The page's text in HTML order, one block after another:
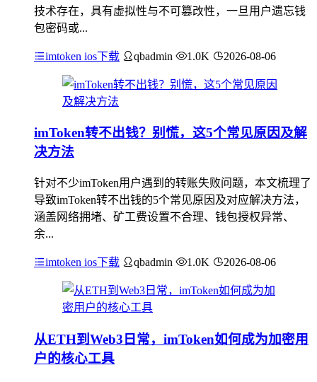
技术存在，具有虚拟性与不可篡改性，一旦用户遗忘钱
包密码或...
imtoken ios下载 qbadmin 1.0K 2026-08-06
imToken转不出钱？别慌，这5个常见原因及解
决方法
针对不少imToken用户遇到的转账失败问题，本文梳理了
导致imToken转不出钱的5个常见原因及对应解决方法，
涵盖网络拥堵、矿工费设置不合理、钱包授权异常、
余...
imtoken ios下载 qbadmin 1.0K 2026-08-06
从ETH到Web3日常，imToken如何成为加密用
户的核心工具